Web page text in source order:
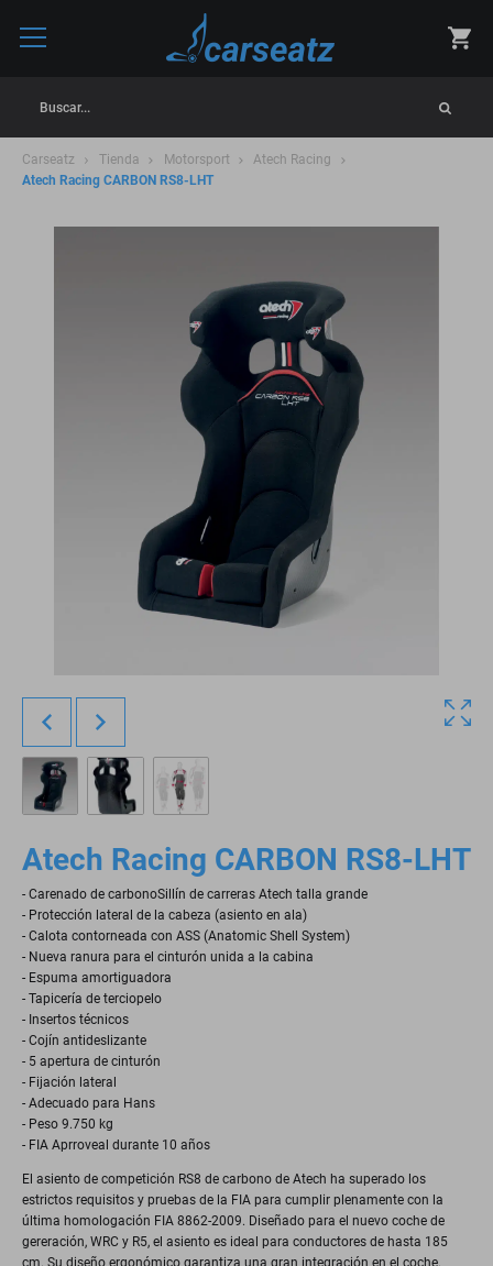
Buscar...
Carseatz Tienda Motorsport
Atech Racing
Atech Racing CARBON RS8-LHT
Atech Racing CARBON RS8-LHT
- Carenado de carbonoSillín de carreras Atech talla grande
- Protección lateral de la cabeza (asiento en ala)
- Calota contorneada con ASS (Anatomic Shell System)
- Nueva ranura para el cinturón unida a la cabina
- Espuma amortiguadora
- Tapicería de terciopelo
- Insertos técnicos
- Cojín antideslizante
- 5 apertura de cinturón
- Fijación lateral
- Adecuado para Hans
- Peso 9.750 kg
- FIA Aprroveal durante 10 años
El asiento de competición RS8 de carbono de Atech ha superado los
estrictos requisitos y pruebas de la FIA para cumplir plenamente con la
última homologación FIA 8862-2009. Diseñado para el nuevo coche de
gereración, WRC y R5, el asiento es ideal para conductores de hasta 185
cm. Su diseño ergonómico garantiza una gran integración en el coche.